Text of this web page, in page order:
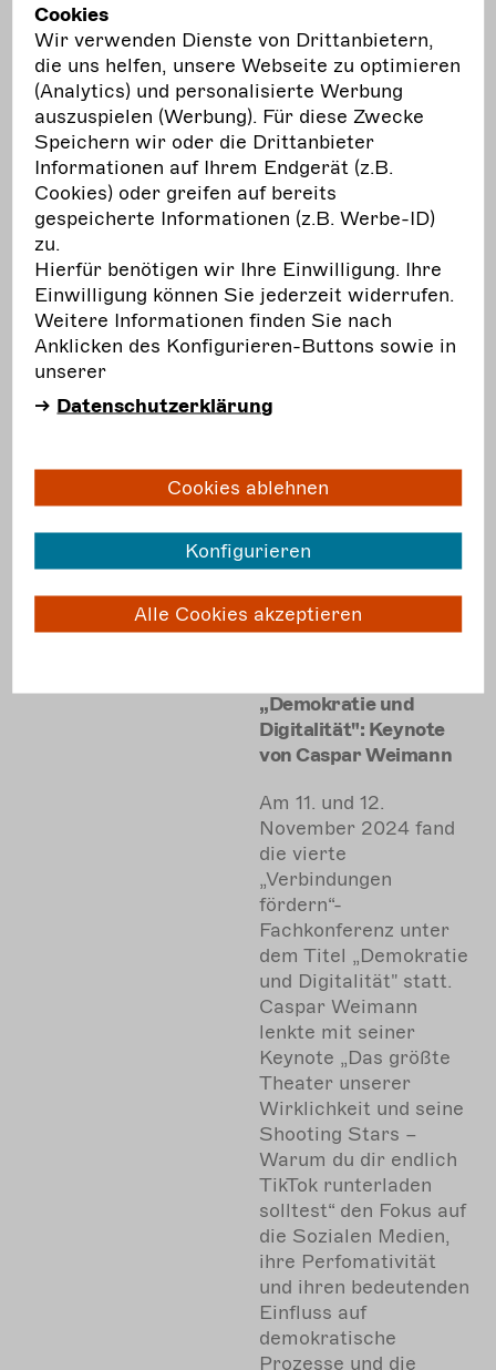
die sich in ihren
Stücken unter
anderem mit der
palästinensisch-
israelisch-deutschen
Geschichte
beschäftigt, ergänzte
die Fachkonferenz mit
Thema „German Guilt,
German Blame | Aktiv
gegen autoritären
Wenden“.
Content
entriegeln
zustimmen.
Zustimmen
17.03.2025
Video
„Verbindungen
„Demokratie und
Digitalität": Keynote
von Caspar Weimann
Am 11. und 12.
November 2024 fand
die vierte
„Verbindungen
fördern“-
Fachkonferenz unter
dem Titel „Demokratie
und Digitalität" statt.
Caspar Weimann
lenkte mit seiner
Keynote „Das größte
Theater unserer
Wirklichkeit und seine
Shooting Stars –
Warum du dir endlich
TikTok runterladen
solltest“ den Fokus auf
die Sozialen Medien,
ihre Perfomativität
und ihren bedeutenden
Einfluss auf
demokratische
Prozesse und die
Cookies
Wir verwenden Dienste von Drittanbietern,
die uns helfen, unsere Webseite zu optimieren
(Analytics) und personalisierte Werbung
auszuspielen (Werbung). Für diese Zwecke
Speichern wir oder die Drittanbieter
Informationen auf Ihrem Endgerät (z.B.
Cookies) oder greifen auf bereits
gespeicherte Informationen (z.B. Werbe-ID)
zu.
Hierfür benötigen wir Ihre Einwilligung. Ihre
Einwilligung können Sie jederzeit widerrufen.
Weitere Informationen finden Sie nach
Anklicken des Konfigurieren-Buttons sowie in
unserer
Datenschutzerklärung
Cookies ablehnen
Konfigurieren
Alle Cookies akzeptieren